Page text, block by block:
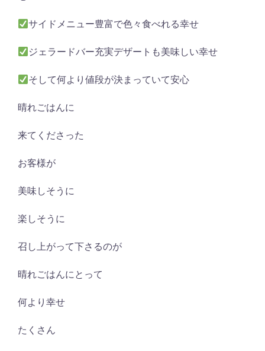
サイドメニュー豊富で色々食べれる幸せ
ジェラードバー充実デザートも美味しい幸せ
そして何より値段が決まっていて安心
晴れごはんに
来てくださった
お客様が
美味しそうに
楽しそうに
召し上がって下さるのが
晴れごはんにとって
何より幸せ
たくさん